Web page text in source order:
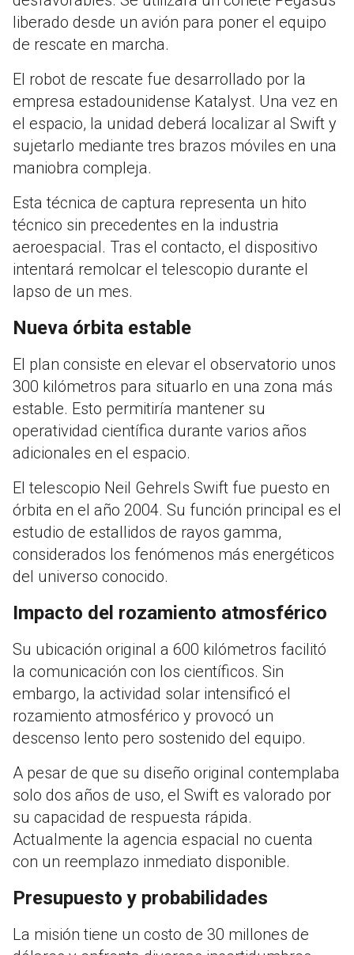
liberado desde un avión para poner el equipo
de rescate en marcha.
El robot de rescate fue desarrollado por la
empresa estadounidense Katalyst. Una vez en
el espacio, la unidad deberá localizar al Swift y
sujetarlo mediante tres brazos móviles en una
maniobra compleja.
Esta técnica de captura representa un hito
técnico sin precedentes en la industria
aeroespacial. Tras el contacto, el dispositivo
intentará remolcar el telescopio durante el
lapso de un mes.
Nueva órbita estable
El plan consiste en elevar el observatorio unos
300 kilómetros para situarlo en una zona más
estable. Esto permitiría mantener su
operatividad científica durante varios años
adicionales en el espacio.
El telescopio Neil Gehrels Swift fue puesto en
órbita en el año 2004. Su función principal es el
estudio de estallidos de rayos gamma,
considerados los fenómenos más energéticos
del universo conocido.
Impacto del rozamiento atmosférico
Su ubicación original a 600 kilómetros facilitó
la comunicación con los científicos. Sin
embargo, la actividad solar intensificó el
rozamiento atmosférico y provocó un
descenso lento pero sostenido del equipo.
A pesar de que su diseño original contemplaba
solo dos años de uso, el Swift es valorado por
su capacidad de respuesta rápida.
Actualmente la agencia espacial no cuenta
con un reemplazo inmediato disponible.
Presupuesto y probabilidades
La misión tiene un costo de 30 millones de